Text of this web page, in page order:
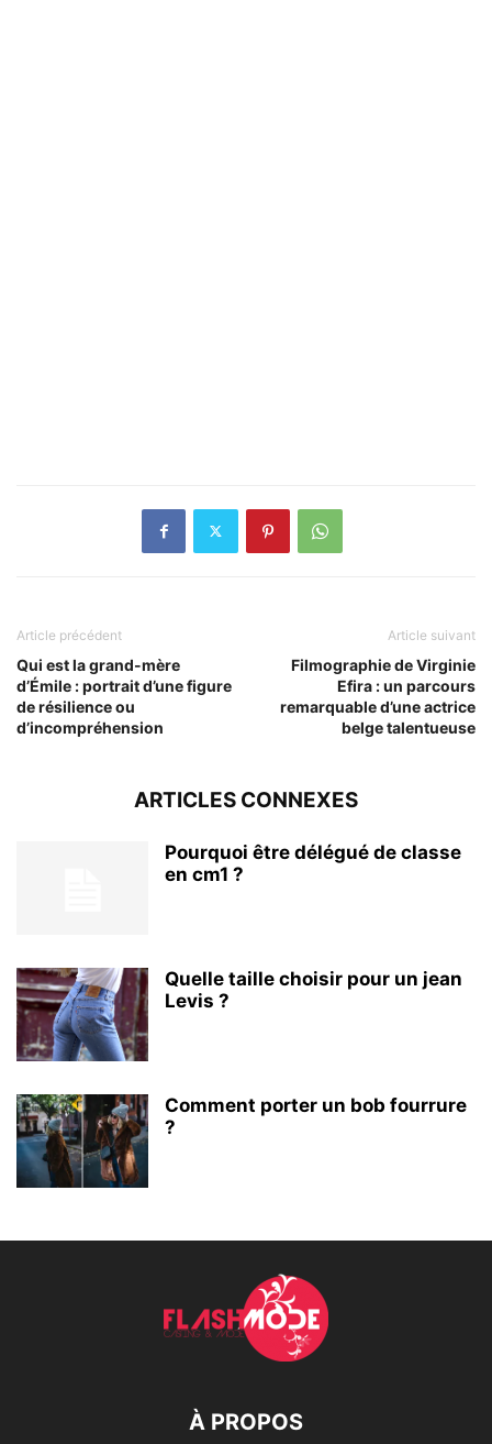
Article précédent
Qui est la grand-mère
d’Émile : portrait d’une figure
de résilience ou
d’incompréhension
Article suivant
Filmographie de Virginie
Efira : un parcours
remarquable d’une actrice
belge talentueuse
ARTICLES CONNEXES
Pourquoi être délégué de classe
en cm1 ?
Quelle taille choisir pour un jean
Levis ?
Comment porter un bob fourrure
?
À PROPOS